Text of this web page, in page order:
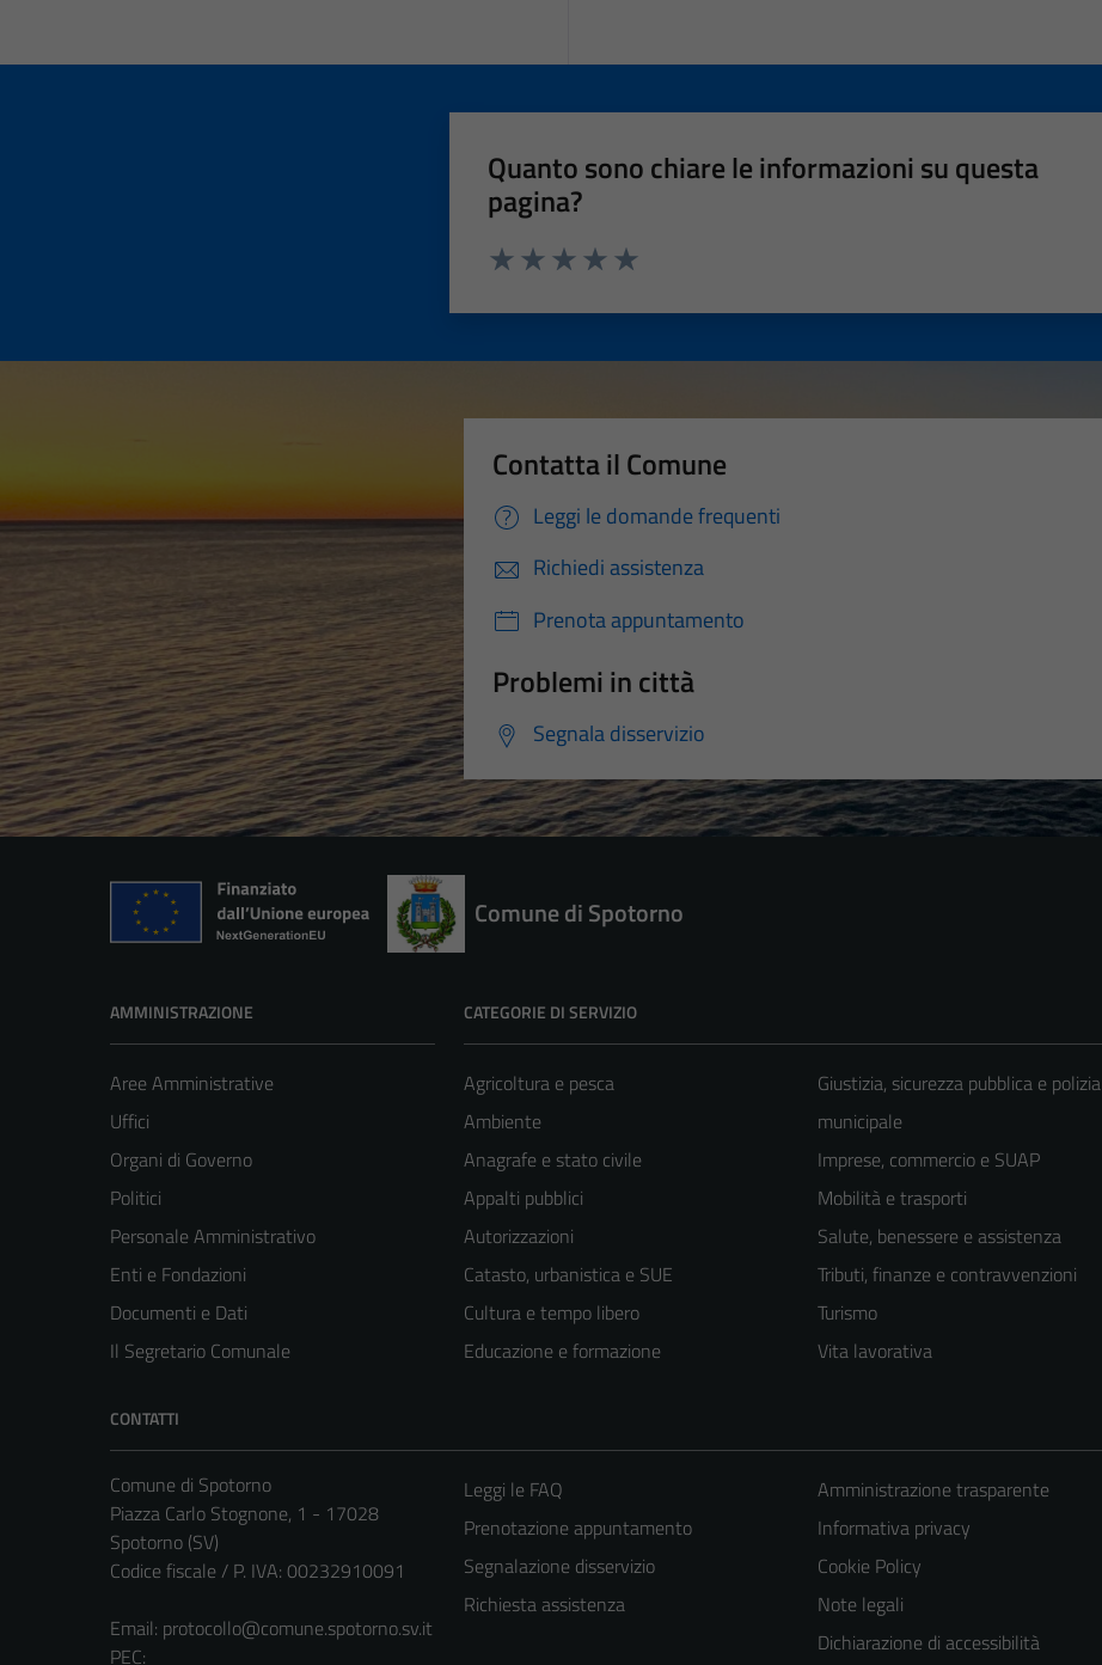
Quanto sono chiare le informazioni su questa
pagina?
Contatta il Comune
Leggi le domande frequenti
Richiedi assistenza
Prenota appuntamento
Problemi in città
Segnala disservizio
Comune di Spotorno
AMMINISTRAZIONE
Aree Amministrative
Uffici
Organi di Governo
Politici
Personale Amministrativo
Enti e Fondazioni
Documenti e Dati
Il Segretario Comunale
CATEGORIE DI SERVIZIO
Agricoltura e pesca
Ambiente
Anagrafe e stato civile
Appalti pubblici
Autorizzazioni
Catasto, urbanistica e SUE
Cultura e tempo libero
Educazione e formazione
Giustizia, sicurezza pubblica e polizia
municipale
Imprese, commercio e SUAP
Mobilità e trasporti
Salute, benessere e assistenza
Tributi, finanze e contravvenzioni
Turismo
Vita lavorativa
CONTATTI
Comune di Spotorno
Piazza Carlo Stognone, 1 - 17028
Spotorno (SV)
Codice fiscale / P. IVA: 00232910091
Email: protocollo@comune.spotorno.sv.it
PEC:
Leggi le FAQ
Prenotazione appuntamento
Segnalazione disservizio
Richiesta assistenza
Amministrazione trasparente
Informativa privacy
Cookie Policy
Note legali
Dichiarazione di accessibilità
Tecnici
Questi cookie
sono necessari
per il
funzionamento